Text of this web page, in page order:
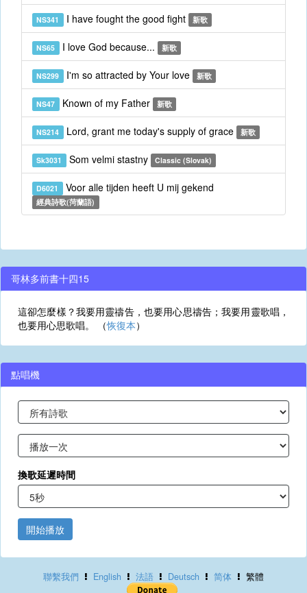
NS341 I have fought the good fight 新歌
NS65 I love God because... 新歌
NS299 I'm so attracted by Your love 新歌
NS47 Known of my Father 新歌
NS214 Lord, grant me today's supply of grace 新歌
Sk3031 Som velmi stastny Classic (Slovak)
D6021 Voor alle tijden heeft U mij gekend
經典詩歌(菏蘭語)
哥林多前書十四15
這卻怎麼樣？我要用靈禱告，也要用心思禱告；我要用靈歌唱，
也要用心思歌唱。 （恢復本）
點唱機
換歌延遲時間
開始播放
聯繫我們 English 法語 Deutsch 简体 繁體